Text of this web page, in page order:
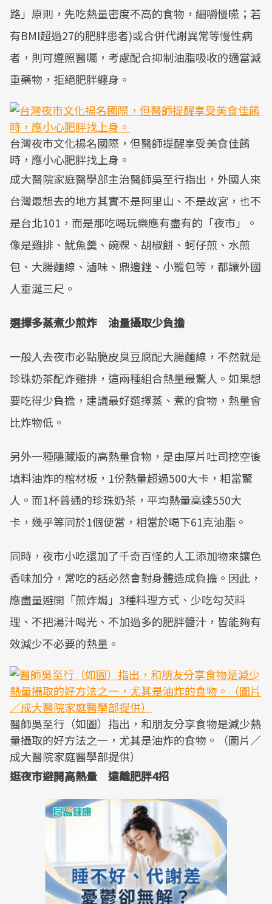
路」原則，先吃熱量密度不高的食物，細嚼慢嚥；若
有BMI超過27的肥胖患者)或合併代謝異常等慢性病
者，則可遵照醫囑，考慮配合抑制油脂吸收的適當減
重藥物，拒絕肥胖纏身。
台灣夜市文化揚名國際，但醫師提醒享受美食佳餚
時，應小心肥胖找上身。
成大醫院家庭醫學部主治醫師吳至行指出，外國人來
台灣最想去的地方其實不是阿里山、不是故宮，也不
是台北101，而是那吃喝玩樂應有盡有的「夜市」。
像是雞排、魷魚羹、碗粿、胡椒餅、蚵仔煎、水煎
包、大腸麵線、滷味、鼎邊銼、小籠包等，都讓外國
人垂涎三尺。
選擇多蒸煮少煎炸 油量攝取少負擔
一般人去夜市必點脆皮臭豆腐配大腸麵線，不然就是
珍珠奶茶配炸雞排，這兩種組合熱量最驚人。如果想
要吃得少負擔，建議最好選擇蒸、煮的食物，熱量會
比炸物低。
另外一種隱藏版的高熱量食物，是由厚片吐司挖空後
填料油炸的棺材板，1份熱量超過500大卡，相當驚
人。而1杯普通的珍珠奶茶，平均熱量高達550大
卡，幾乎等同於1個便當，相當於喝下61克油脂。
同時，夜市小吃還加了千奇百怪的人工添加物來讓色
香味加分，常吃的話必然會對身體造成負擔。因此，
應盡量避開「煎炸焗」3種料理方式、少吃勾芡料
理、不把湯汁喝光、不加過多的肥胖醬汁，皆能夠有
效減少不必要的熱量。
醫師吳至行（如圖）指出，和朋友分享食物是減少熱
量攝取的好方法之一，尤其是油炸的食物。（圖片／
成大醫院家庭醫學部提供）
逛夜市避開高熱量 遠離肥胖4招